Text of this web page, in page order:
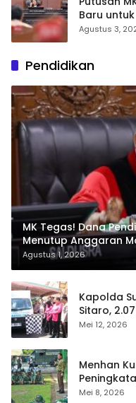
Baru
Agustus 3,
Pendidikan
MK Tegas! Dana
Menutup Anggaran
Agustus 1, 2026
Kapolda
Sitaro,
Gratis
Mei 12, 2026
Menhan
Mei 8, 2026